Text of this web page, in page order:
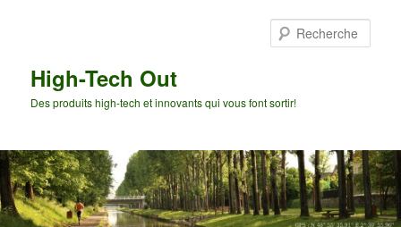
High-Tech Out
Des produits high-tech et innovants qui vous font sortir!